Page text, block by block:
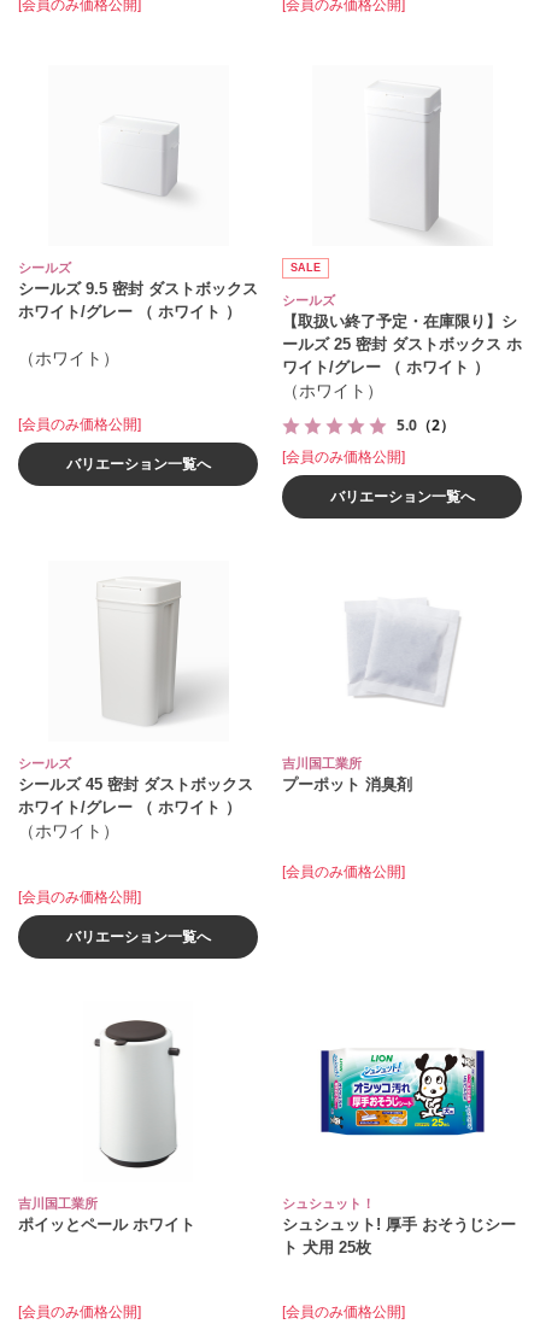
[会員のみ価格公開] [会員のみ価格公開]
シールズ
シールズ 9.5 密封 ダストボックス
ホワイト/グレー （ ホワイト ）
（ホワイト）
[会員のみ価格公開]
バリエーション一覧へ
SALE
シールズ
【取扱い終了予定・在庫限り】シ
ールズ 25 密封 ダストボックス ホ
ワイト/グレー （ ホワイト ）
（ホワイト）
5.0 （2）
[会員のみ価格公開]
バリエーション一覧へ
シールズ
シールズ 45 密封 ダストボックス
ホワイト/グレー （ ホワイト ）
（ホワイト）
[会員のみ価格公開]
バリエーション一覧へ
吉川国工業所
プーポット 消臭剤
[会員のみ価格公開]
吉川国工業所
ポイッとペール ホワイト
[会員のみ価格公開]
シュシュット！
シュシュット! 厚手 おそうじシー
ト 犬用 25枚
[会員のみ価格公開]